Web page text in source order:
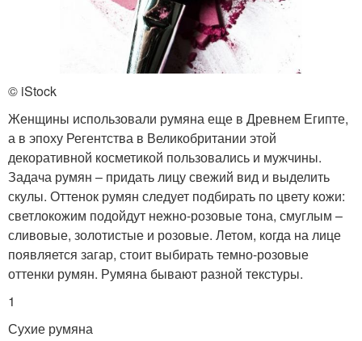
© iStock
Женщины использовали румяна еще в Древнем Египте,
а в эпоху Регентства в Великобритании этой
декоративной косметикой пользовались и мужчины.
Задача румян – придать лицу свежий вид и выделить
скулы. Оттенок румян следует подбирать по цвету кожи:
светлокожим подойдут нежно-розовые тона, смуглым –
сливовые, золотистые и розовые. Летом, когда на лице
появляется загар, стоит выбирать темно-розовые
оттенки румян. Румяна бывают разной текстуры.
1
Сухие румяна